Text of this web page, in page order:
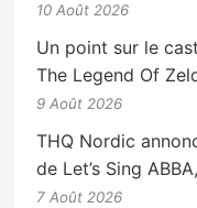
10 Août 2026
Un point sur le
The Legend Of
9 Août 2026
THQ Nordic
de Let’s Sing
7 Août 2026